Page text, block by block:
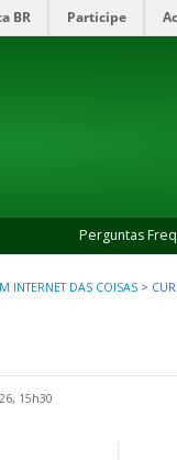
BR Participe
Perguntas
INTERNET DAS COISAS >
15h30